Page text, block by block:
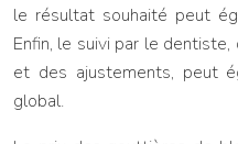
le résultat souhaité peut
Enfin, le suivi par le
et des ajustements, peut
global.